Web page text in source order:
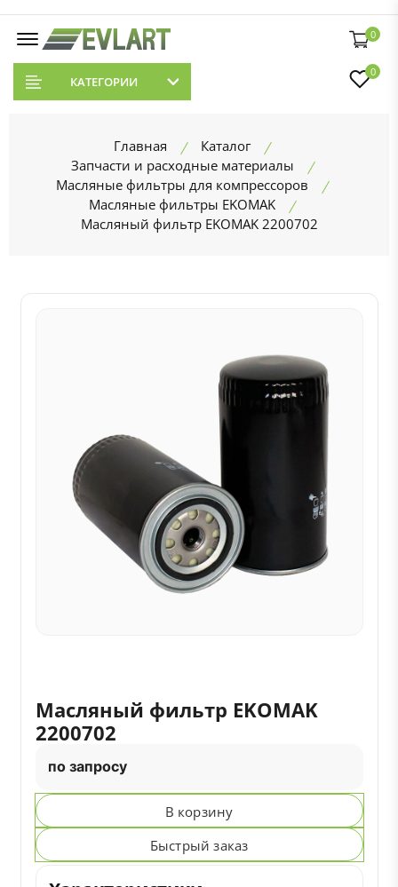
0
КАТЕГОРИИ
0
Главная
Каталог
Запчасти и расходные материалы
Масляные фильтры для компрессоров
Масляные фильтры EKOMAK
Масляный фильтр EKOMAK 2200702
Масляный фильтр EKOMAK
2200702
по запросу
В корзину
Быстрый заказ